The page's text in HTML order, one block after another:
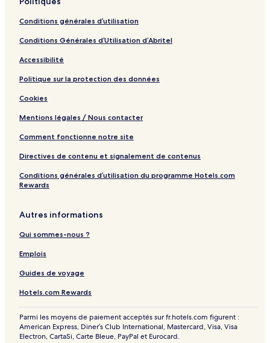
t
H
t
e
l
Conditions générales d’utilisation
Conditions Générales d’Utilisation d’Abritel
Accessibilité
Politique sur la protection des données
Cookies
Mentions légales / Nous contacter
Comment fonctionne notre site
Directives de contenu et signalement de contenus
Conditions générales d’utilisation du programme Hotels.com
Rewards
Autres informations
Qui sommes-nous ?
Emplois
Guides de voyage
Hotels.com Rewards
Parmi les moyens de paiement acceptés sur fr.hotels.com figurent :
American Express, Diner’s Club International, Mastercard, Visa, Visa
Electron, CartaSi, Carte Bleue, PayPal et Eurocard.